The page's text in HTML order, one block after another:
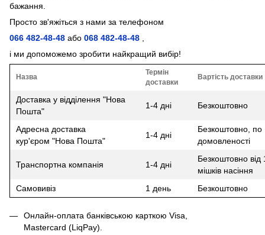
бажання.
Просто зв'яжіться з нами за телефоном
066 482-48-48 або 068 482-48-48
і ми допоможемо зробити найкращий вибір!
Назва
Термін
доставки
Вартість доставки
Доставка у відділення "Нова
Пошта"
1-4 дні Безкоштовно
Адресна доставка
кур'єром "Нова Пошта"
1-4 дні
Безкоштовно, по
домовленості
Транспортна компанія 1-4 дні
Безкоштовно від
мішків насіння
Самовивіз
1 день Безкоштовно
Онлайн-оплата банківською карткою Visa,
Mastercard (LiqPay).